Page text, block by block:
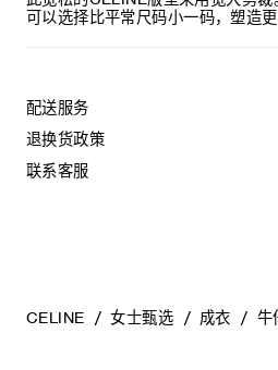
日本制造
不可使用蒸汽。
可以选择比平常尺码小一码，塑造更
配送服务
退换货政策
联系客服
CELINE 女士甄选 成衣 牛